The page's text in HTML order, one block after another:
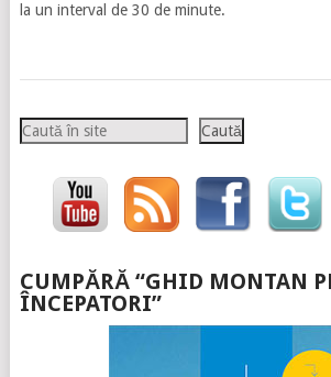
la un interval de 30 de minute.
Caută Caută
CUMPĂRĂ “GHID MONTAN
ÎNCEPATORI”